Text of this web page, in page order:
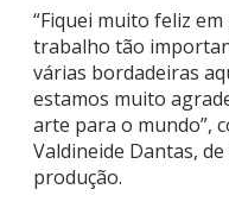
“Fiquei muito feliz
trabalho tão
várias bordadeiras
estamos muito
arte para o mundo”,
Valdineide Dantas,
produção.